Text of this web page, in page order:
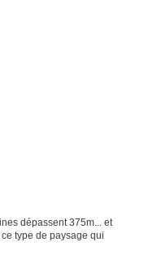
dépassent 375m... et
type de paysage qui